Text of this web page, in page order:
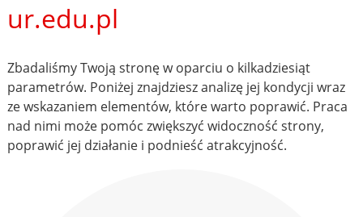
ur.edu.pl
Zbadaliśmy Twoją stronę w oparciu o kilkadziesiąt
parametrów. Poniżej znajdziesz analizę jej kondycji wraz
ze wskazaniem elementów, które warto poprawić. Praca
nad nimi może pomóc zwiększyć widoczność strony,
poprawić jej działanie i podnieść atrakcyjność.